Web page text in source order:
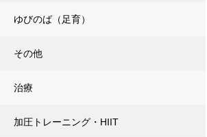
ゆびのば（足育）
その他
治療
加圧トレーニング・HIIT